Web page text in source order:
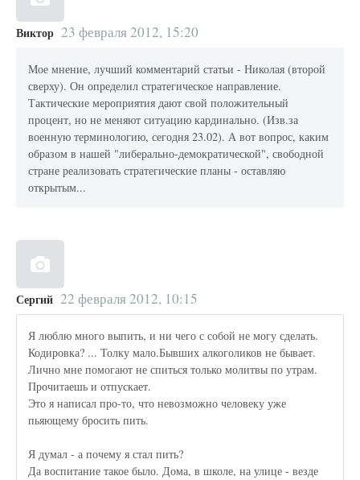
Виктор 23 февраля 2012, 15:20
Мое мнение, лучший комментарий статьи - Николая (второй
сверху). Он определил стратегическое направление.
Тактические мероприятия дают свой положительный
процент, но не меняют ситуацию кардинально. (Изв.за
военную терминологию, сегодня 23.02). А вот вопрос, каким
образом в нашей "либерально-демократической", свободной
стране реализовать стратегические планы - оставляю
открытым...
Сергий 22 февраля 2012, 10:15
Я люблю много выпить, и ни чего с собой не могу сделать.
Кодировка? ... Толку мало.Бывших алкоголиков не бывает.
Лично мне помогают не спиться только молитвы по утрам.
Прочитаешь и отпускает.
Это я написал про-то, что невозможно человеку уже
пьяющему бросить пить.
Я думал - а почему я стал пить?
Да воспитание такое было. Дома, в школе, на улице - везде